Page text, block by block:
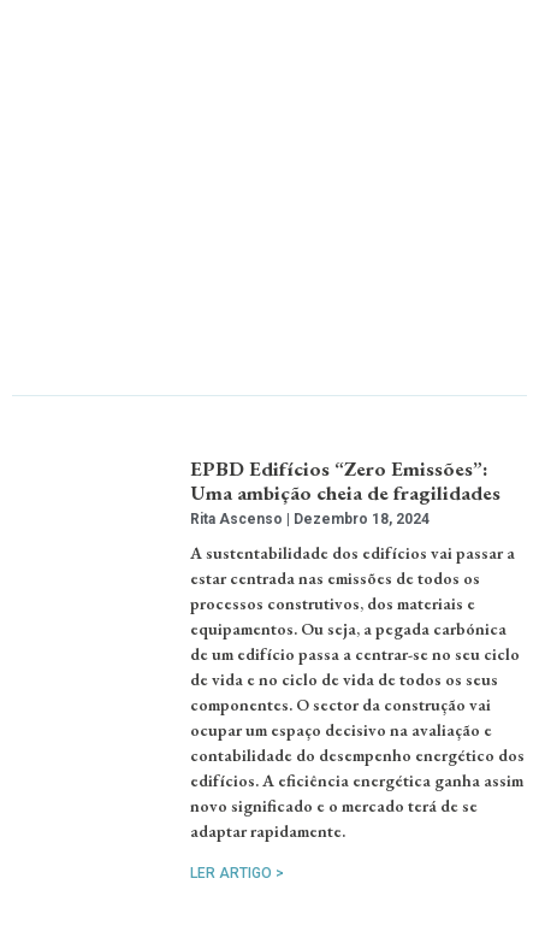
EPBD Edifícios “Zero Emissões”:
Uma ambição cheia de fragilidades
Rita Ascenso Dezembro 18, 2024
A sustentabilidade dos edifícios vai passar a
estar centrada nas emissões de todos os
processos construtivos, dos materiais e
equipamentos. Ou seja, a pegada carbónica
de um edifício passa a centrar-se no seu ciclo
de vida e no ciclo de vida de todos os seus
componentes. O sector da construção vai
ocupar um espaço decisivo na avaliação e
contabilidade do desempenho energético dos
edifícios. A eficiência energética ganha assim
novo significado e o mercado terá de se
adaptar rapidamente.
LER ARTIGO >